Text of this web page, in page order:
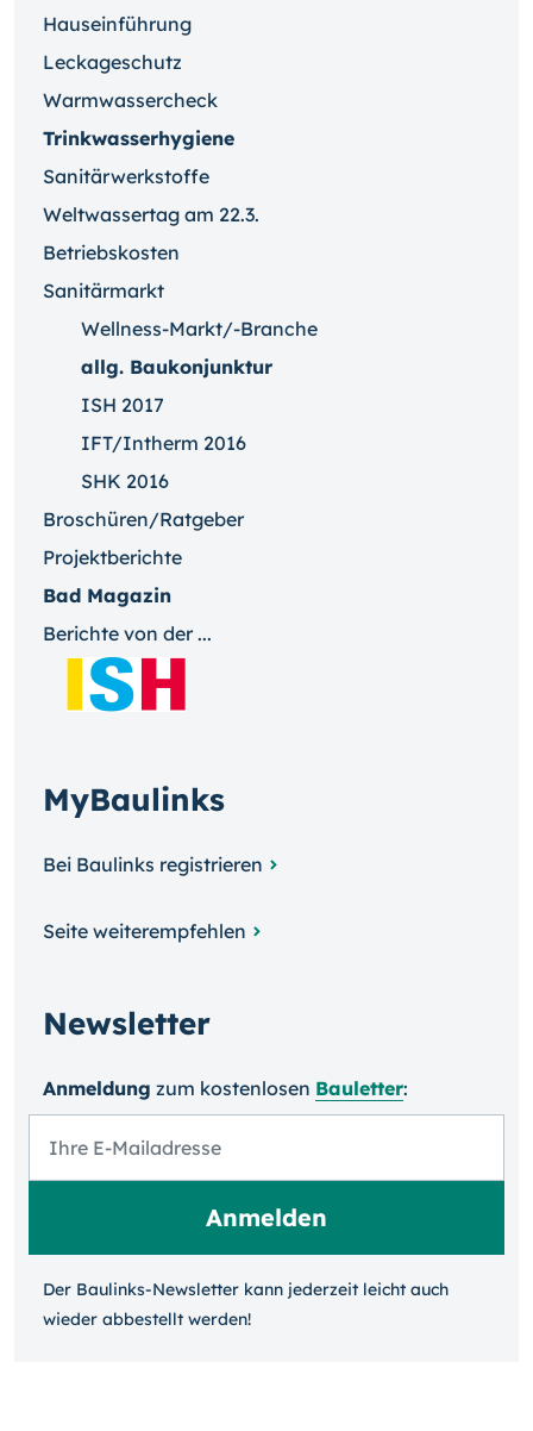
Hauseinführung
Leckageschutz
Warmwassercheck
Trinkwasserhygiene
Sanitärwerkstoffe
Weltwassertag am 22.3.
Betriebskosten
Sanitärmarkt
Wellness-Markt/-Branche
allg. Baukonjunktur
ISH 2017
IFT/Intherm 2016
SHK 2016
Broschüren/Ratgeber
Projektberichte
Bad Magazin
Berichte von der ...
MyBaulinks
Bei Baulinks registrieren
Seite weiterempfehlen
Newsletter
Anmeldung zum kosten­losen Bauletter:
Der Baulinks-Newsletter kann jeder­zeit leicht auch
wieder ab­bestellt werden!